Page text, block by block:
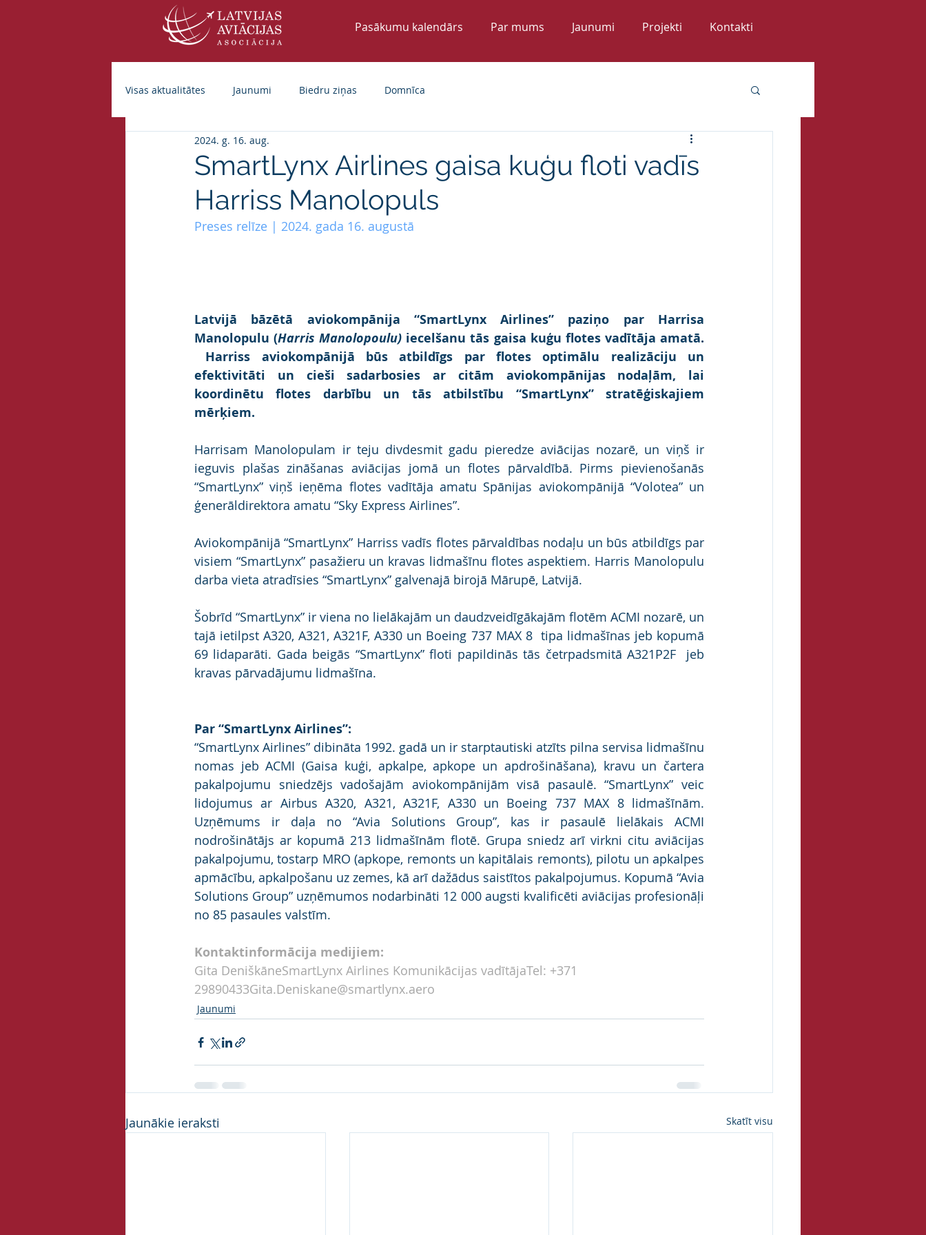
Pasākumu kalendārs Par mums Jaunumi Projekti Kontakti
Visas aktualitātes Jaunumi Biedru ziņas Domnīca
SmartLynx Airlines gaisa kuģu floti vadīs
Harriss Manolopuls
2024. g. 16. aug.
Preses relīze | 2024. gada 16. augustā
Latvijā bāzētā aviokompānija “SmartLynx Airlines” paziņo par Harrisa
Manolopulu (Harris Manolopoulu) iecelšanu tās gaisa kuģu flotes vadītāja amatā.
Harriss aviokompānijā būs atbildīgs par flotes optimālu realizāciju un
efektivitāti un cieši sadarbosies ar citām aviokompānijas nodaļām, lai
koordinētu flotes darbību un tās atbilstību “SmartLynx” stratēģiskajiem
mērķiem.
Harrisam Manolopulam ir teju divdesmit gadu pieredze aviācijas nozarē, un viņš ir
ieguvis plašas zināšanas aviācijas jomā un flotes pārvaldībā. Pirms pievienošanās
“SmartLynx” viņš ieņēma flotes vadītāja amatu Spānijas aviokompānijā “Volotea” un
ģenerāldirektora amatu “Sky Express Airlines”.
Aviokompānijā “SmartLynx” Harriss vadīs flotes pārvaldības nodaļu un būs atbildīgs par
visiem “SmartLynx” pasažieru un kravas lidmašīnu flotes aspektiem. Harris Manolopulu
darba vieta atradīsies “SmartLynx” galvenajā birojā Mārupē, Latvijā.
Šobrīd “SmartLynx” ir viena no lielākajām un daudzveidīgākajām flotēm ACMI nozarē, un
tajā ietilpst A320, A321, A321F, A330 un Boeing 737 MAX 8  tipa lidmašīnas jeb kopumā
69 lidaparāti. Gada beigās “SmartLynx” floti papildinās tās četrpadsmitā A321P2F  jeb
kravas pārvadājumu lidmašīna.
Par “SmartLynx Airlines”:
“SmartLynx Airlines” dibināta 1992. gadā un ir starptautiski atzīts pilna servisa lidmašīnu
nomas jeb ACMI (Gaisa kuģi, apkalpe, apkope un apdrošināšana), kravu un čartera
pakalpojumu sniedzējs vadošajām aviokompānijām visā pasaulē. “SmartLynx” veic
lidojumus ar Airbus A320, A321, A321F, A330 un Boeing 737 MAX 8 lidmašīnām.
Uzņēmums ir daļa no “Avia Solutions Group”, kas ir pasaulē lielākais ACMI
nodrošinātājs ar kopumā 213 lidmašīnām flotē. Grupa sniedz arī virkni citu aviācijas
pakalpojumu, tostarp MRO (apkope, remonts un kapitālais remonts), pilotu un apkalpes
apmācību, apkalpošanu uz zemes, kā arī dažādus saistītos pakalpojumus. Kopumā “Avia
Solutions Group” uzņēmumos nodarbināti 12 000 augsti kvalificēti aviācijas profesionāļi
no 85 pasaules valstīm.
Kontaktinformācija medijiem:
Gita DeniškāneSmartLynx Airlines Komunikācijas vadītājaTel: +371
29890433Gita.Deniskane@smartlynx.aero
Jaunumi
Jaunākie ieraksti Skatīt visu